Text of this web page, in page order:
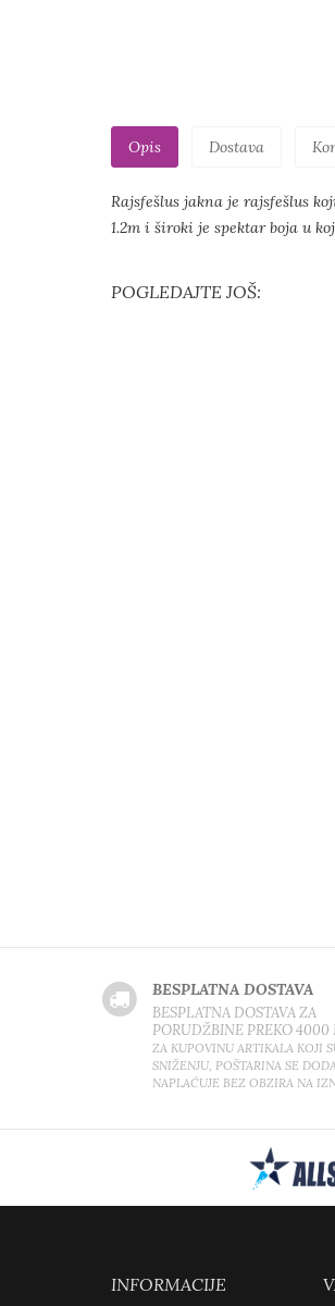
Opis Dostava
Rajsfešlus jakna je rajsfešlus
1.2m i široki je spektar boja u
POGLEDAJTE JOŠ:
BESPLATNA DOSTAVA
BESPLATNA DOSTAVA ZA
PORUDŽBINE PREKO 4000
ZA KUPOVINU ARTIKALA KOJI
SNIŽENJU, POŠTARINA SE
NAPLAĆUJE BEZ OBZIRA NA
INFORMACIJE